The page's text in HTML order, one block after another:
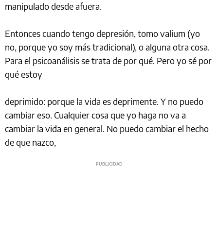
manipulado desde afuera.
Entonces cuando tengo depresión, tomo valium (yo
no, porque yo soy más tradicional), o alguna otra cosa.
Para el psicoanálisis se trata de por qué. Pero yo sé por
qué estoy
deprimido: porque la vida es deprimente. Y no puedo
cambiar eso. Cualquier cosa que yo haga no va a
cambiar la vida en general. No puedo cambiar el hecho
de que nazco,